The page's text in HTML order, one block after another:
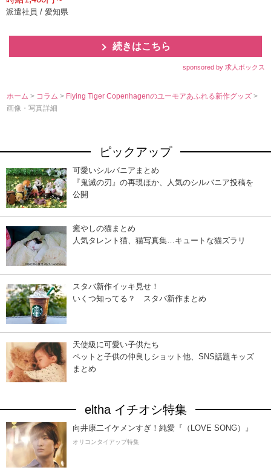
派遣社員 / 愛知県
続きはこちら
sponsored by 求人ボックス
ホーム > コラム> Flying Tiger Copenhagenのユーモアあふれる新作グッズ>
画像・写真詳細
ピックアップ
可愛いシルバニアまとめ
『鬼滅の刃』の再現ほか、人気のシルバニア投稿を
公開
癒やしの猫まとめ
人気タレント猫、猫写真集…キュートな猫ズラリ
スタバ新作イッキ見せ！
いくつ知ってる？ スタバ新作まとめ
天使級に可愛い子供たち
ペットと子供の仲良しショット他、SNS話題キッズ
まとめ
eltha イチオシ特集
向井康二イケメンすぎ！純愛『（LOVE SONG）』
オリコンタイアップ特集